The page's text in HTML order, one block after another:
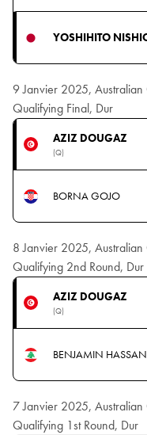
YOSHIHITO
9 Janvier 2025, Australian
Qualifying Final, Dur
AZIZ DOUGAZ
(Q)
BORNA GOJO
8 Janvier 2025, Australian
Qualifying 2nd Round, Dur
AZIZ DOUGAZ
(Q)
BENJAMIN HASSAN
7 Janvier 2025, Australian
Qualifying 1st Round, Dur